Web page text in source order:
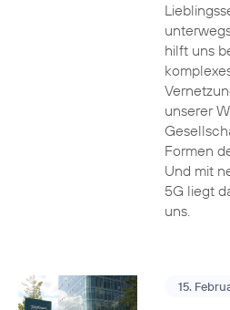
hilft uns
unserer
Formen
Und mit
5G liegt
uns.
15.